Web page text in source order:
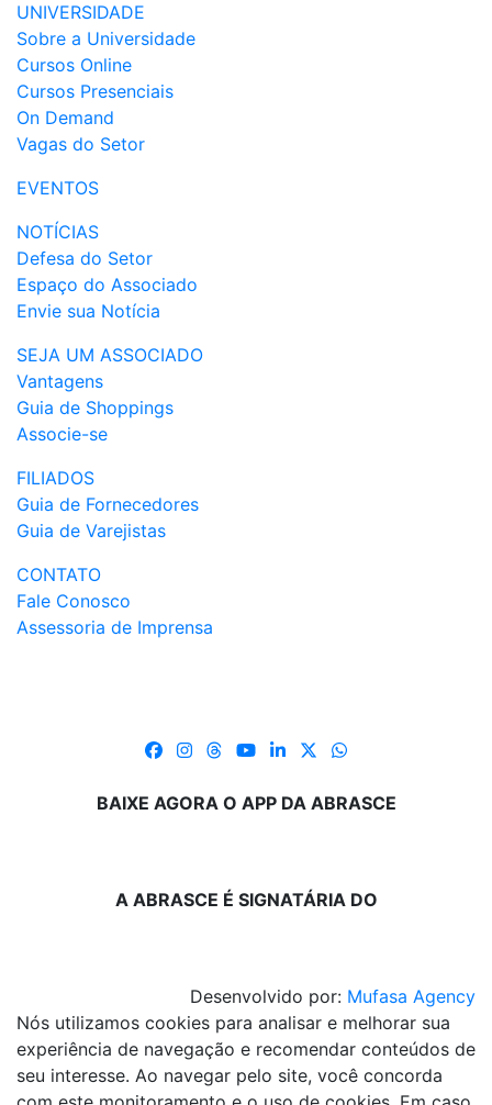
UNIVERSIDADE
Sobre a Universidade
Cursos Online
Cursos Presenciais
On Demand
Vagas do Setor
EVENTOS
NOTÍCIAS
Defesa do Setor
Espaço do Associado
Envie sua Notícia
SEJA UM ASSOCIADO
Vantagens
Guia de Shoppings
Associe-se
FILIADOS
Guia de Fornecedores
Guia de Varejistas
CONTATO
Fale Conosco
Assessoria de Imprensa
BAIXE AGORA O APP DA ABRASCE
A ABRASCE É SIGNATÁRIA DO
Desenvolvido por: Mufasa Agency
Nós utilizamos cookies para analisar e melhorar sua
experiência de navegação e recomendar conteúdos de
seu interesse. Ao navegar pelo site, você concorda